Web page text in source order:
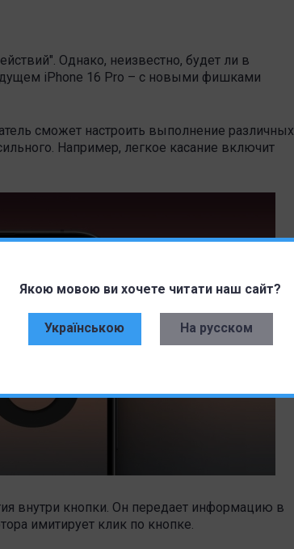
Якою мовою ви хочете читати наш сайт?
Українською На русском
Однако, неизвестно, будет ли в
iPhone 16 Pro – с новыми фишками
сможет настроить выполнение различных
Например, легкое касание включит
внутри кнопки. Он передает информацию в
имитирует клик по кнопке.